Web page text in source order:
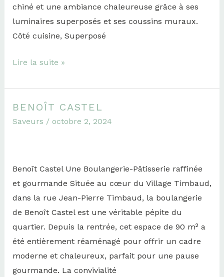
chiné et une ambiance chaleureuse grâce à ses
luminaires superposés et ses coussins muraux.
Côté cuisine, Superposé
Lire la suite »
BENOÎT CASTEL
Saveurs / octobre 2, 2024
Benoît Castel Une Boulangerie-Pâtisserie raffinée
et gourmande Située au cœur du Village Timbaud,
dans la rue Jean-Pierre Timbaud, la boulangerie
de Benoît Castel est une véritable pépite du
quartier. Depuis la rentrée, cet espace de 90 m² a
été entièrement réaménagé pour offrir un cadre
moderne et chaleureux, parfait pour une pause
gourmande. La convivialité
Benoît
Castel